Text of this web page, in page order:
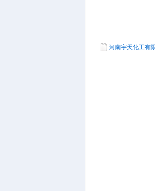
河南宇天化工有